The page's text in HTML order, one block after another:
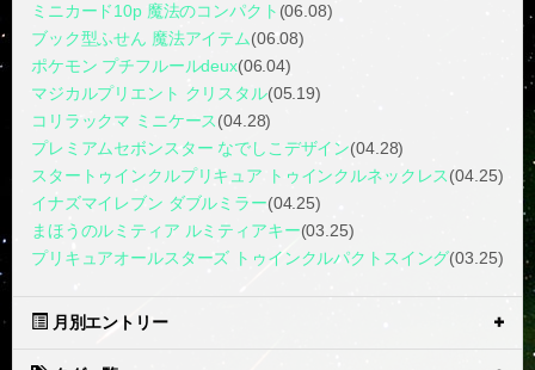
ミニカード10p 魔法のコンパクト (06.08)
ブック型ふせん 魔法アイテム(06.08)
ポケモン プチフルールdeux(06.04)
マジカルプリエント クリスタル(05.19)
コリラックマ ミニケース(04.28)
プレミアムセボンスター なでしこデザイン(04.28)
スタートゥインクルプリキュア トゥインクルネックレス(04.25)
イナズマイレブン ダブルミラー(04.25)
まほうのルミティア ルミティアキー(03.25)
プリキュアオールスターズ トゥインクルパクトスイング(03.25)
月別エントリー